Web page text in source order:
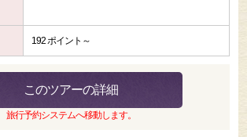
192 ポイント～
このツアーの詳細
旅行予約システムへ移動します。